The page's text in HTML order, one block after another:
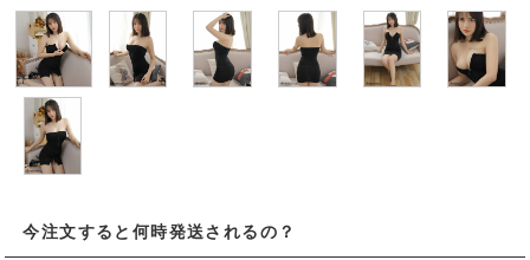
今注文すると何時発送されるの？